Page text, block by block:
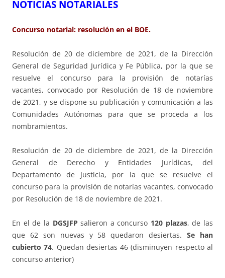
NOTICIAS NOTARIALES
Concurso notarial: resolución en el BOE.
Resolución de 20 de diciembre de 2021, de la Dirección
General de Seguridad Jurídica y Fe Pública, por la que se
resuelve el concurso para la provisión de notarías
vacantes, convocado por Resolución de 18 de noviembre
de 2021, y se dispone su publicación y comunicación a las
Comunidades Autónomas para que se proceda a los
nombramientos.
Resolución de 20 de diciembre de 2021, de la Dirección
General de Derecho y Entidades Jurídicas, del
Departamento de Justicia, por la que se resuelve el
concurso para la provisión de notarías vacantes, convocado
por Resolución de 18 de noviembre de 2021.
En el de la DGSJFP salieron a concurso 120 plazas, de las
que 62 son nuevas y 58 quedaron desiertas.Se han
cubierto 74. Quedan desiertas 46 (disminuyen respecto al
concurso anterior)